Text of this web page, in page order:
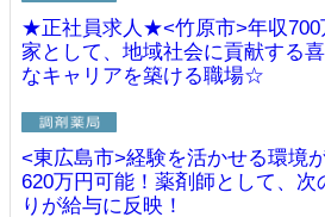
★正社員求人★<竹原市>年収700
家として、地域社会に貢献する
なキャリアを築ける職場☆
<東広島市>経験を活かせる環境
620万円可能！薬剤師として、次
りが給与に反映！